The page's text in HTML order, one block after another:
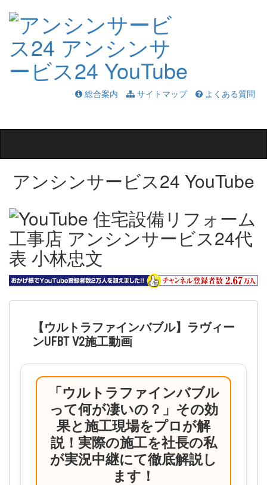
総合案内 サイトマップ
よくある質問
アンシンサービス24 YouTube
【ウルトラファインバブル】ラヴィー
ンUFBT V2施工動画
「ウルトラファインバブル
って何が凄いの？」その効
果と施工現場をプロが解
説！実際の施工を社長の私
が実況中継にて徹底解説し
ます！